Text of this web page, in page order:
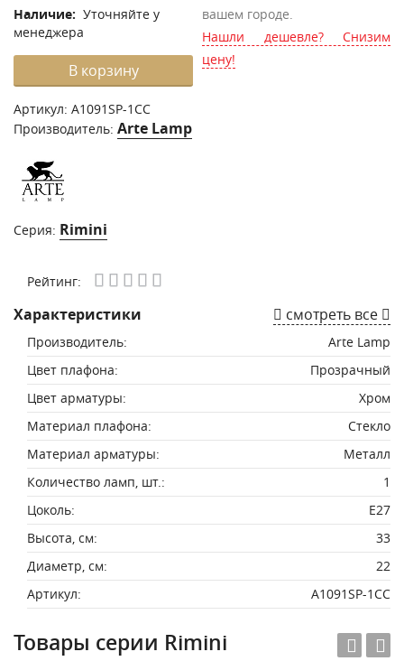
Наличие: Уточняйте у
менеджера
В корзину
Артикул: A1091SP-1CC
Производитель: Arte Lamp
Серия: Rimini
вашем городе.
Нашли дешевле? Снизим
цену!
Рейтинг:
Характеристики смотреть все
Производитель:
Arte Lamp
Цвет плафона:
Прозрачный
Цвет арматуры:
Хром
Материал плафона:
Стекло
Материал арматуры:
Металл
Количество ламп, шт.:
1
Цоколь:
E27
Высота, см:
33
Диаметр, см:
22
Артикул:
A1091SP-1CC
Товары серии Rimini